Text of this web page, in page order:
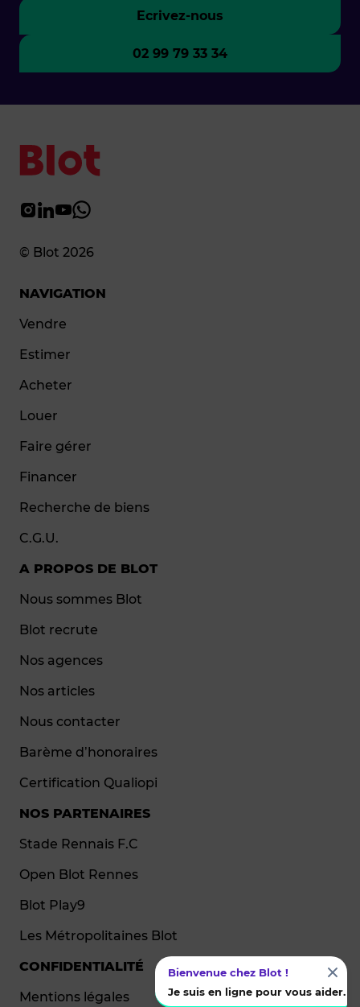
Ecrivez-nous
02 99 79 33 34
© Blot 2026
NAVIGATION
Vendre
Estimer
Acheter
Louer
Faire gérer
Financer
Recherche de biens
C.G.U.
A PROPOS DE BLOT
Nous sommes Blot
Blot recrute
Nos agences
Nos articles
Nous contacter
Barème d’honoraires
Certification Qualiopi
NOS PARTENAIRES
Stade Rennais F.C
Open Blot Rennes
Blot Play9
Les Métropolitaines Blot
CONFIDENTIALITÉ
Mentions légales
Bienvenue chez Blot !
Je suis en ligne pour vous aider.